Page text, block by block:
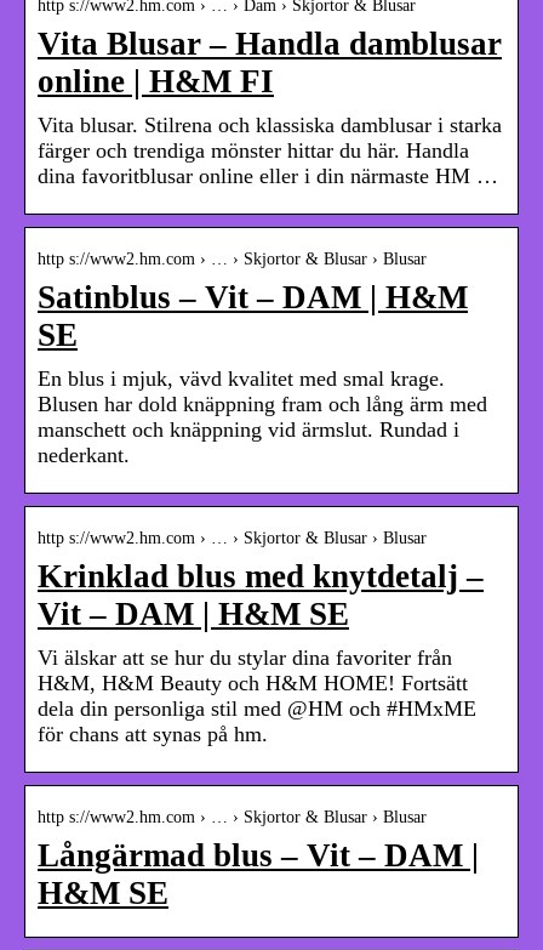
http s://www2.hm.com › … › Dam › Skjortor & Blusar
Vita Blusar – Handla damblusar
online | H&M FI
Vita blusar. Stilrena och klassiska damblusar i starka
färger och trendiga mönster hittar du här. Handla
dina favoritblusar online eller i din närmaste HM …
http s://www2.hm.com › … › Skjortor & Blusar › Blusar
Satinblus – Vit – DAM | H&M
SE
En blus i mjuk, vävd kvalitet med smal krage.
Blusen har dold knäppning fram och lång ärm med
manschett och knäppning vid ärmslut. Rundad i
nederkant.
http s://www2.hm.com › … › Skjortor & Blusar › Blusar
Krinklad blus med knytdetalj –
Vit – DAM | H&M SE
Vi älskar att se hur du stylar dina favoriter från
H&M, H&M Beauty och H&M HOME! Fortsätt
dela din personliga stil med @HM och #HMxME
för chans att synas på hm.
http s://www2.hm.com › … › Skjortor & Blusar › Blusar
Långärmad blus – Vit – DAM |
H&M SE